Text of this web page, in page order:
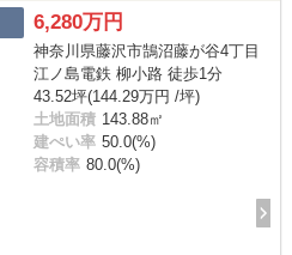
6,280万円
神奈川県藤沢市鵠沼藤が谷4丁目
江ノ島電鉄 柳小路 徒歩1分
43.52坪(144.29万円 /坪)
土地面積 143.88㎡
建ぺい率 50.0(%)
容積率 80.0(%)